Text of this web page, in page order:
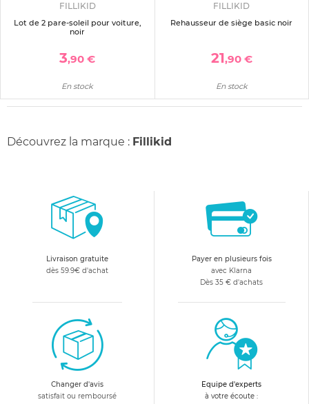
FILLIKID
Lot de 2 pare-soleil pour voiture,
noir
3,90 €
En stock
FILLIKID
Rehausseur de siège basic noir
21,90 €
En stock
Découvrez la marque : Fillikid
Livraison gratuite
dès 59.9€ d'achat
Payer en plusieurs fois
avec Klarna
Dès 35 € d'achats
Changer d'avis
satisfait ou remboursé
Equipe d'experts
à votre écoute :